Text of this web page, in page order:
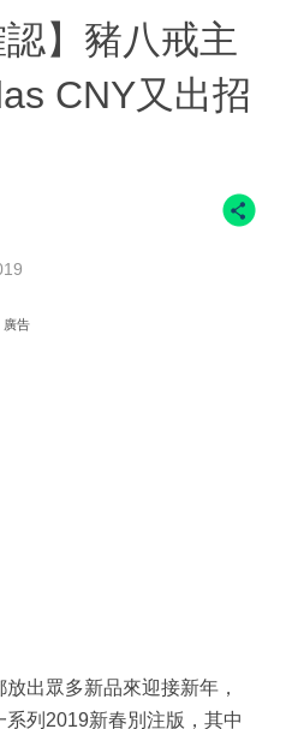
認】豬八戒主
CNY又出招
廣告
出眾多新品來迎接新年，
列2019新春別注版，其中